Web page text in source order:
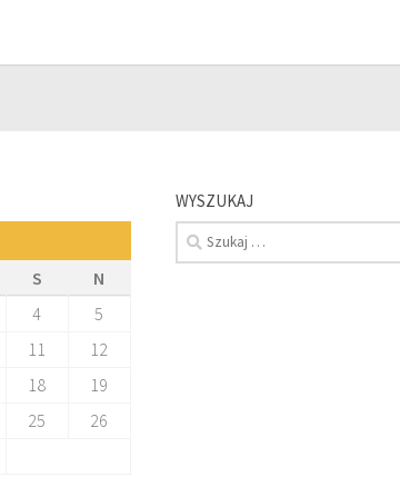
S
N
4
5
11
12
18
19
25
26
WYSZUKAJ
Szukaj: